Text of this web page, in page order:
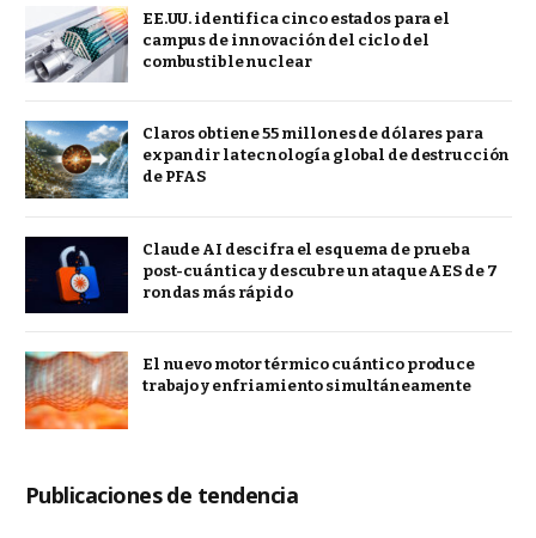
EE.UU. identifica cinco estados para el
campus de innovación del ciclo del
combustible nuclear
Claros obtiene 55 millones de dólares para
expandir la tecnología global de destrucción
de PFAS
Claude AI descifra el esquema de prueba
post-cuántica y descubre un ataque AES de 7
rondas más rápido
El nuevo motor térmico cuántico produce
trabajo y enfriamiento simultáneamente
Publicaciones de tendencia